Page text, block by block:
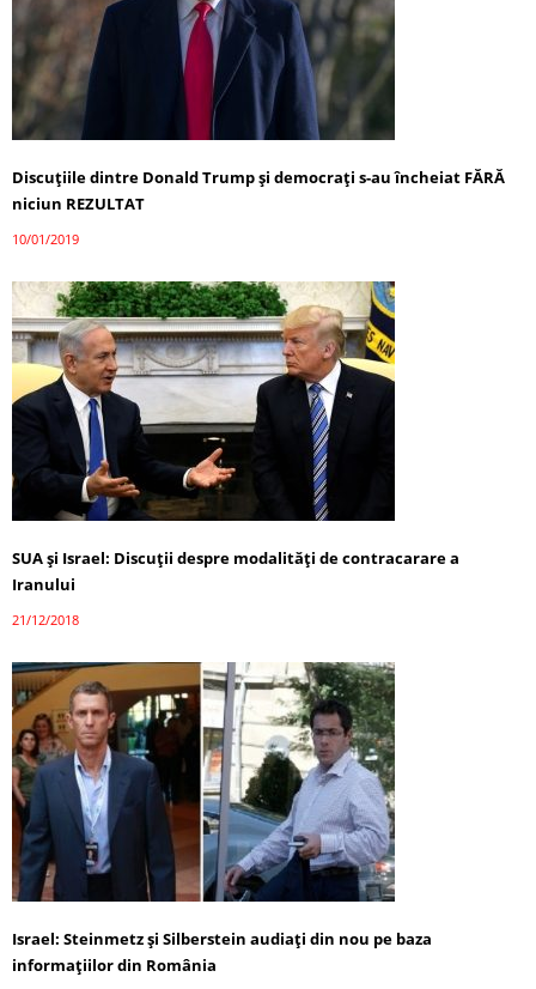
Discuțiile dintre Donald Trump și democrați s-au încheiat FĂRĂ
niciun REZULTAT
10/01/2019
SUA și Israel: Discuții despre modalităţi de contracarare a
Iranului
21/12/2018
Israel: Steinmetz şi Silberstein audiaţi din nou pe baza
informaţiilor din România